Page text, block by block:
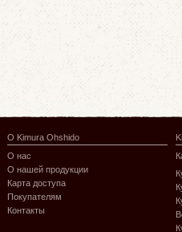
О Kimura Ohshido
О нас
О нашей продукции
Карта доступа
Покупателям
Контакты